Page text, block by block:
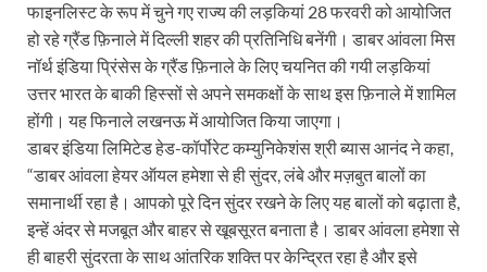
फाइनलिस्ट के रूप में चुने गए राज्य की लड़कियां 28 फरवरी को आयोजित
हो रहे ग्रैंड फ़िनाले में दिल्ली शहर की प्रतिनिधि बनेंगी। डाबर आंवला मिस
नॉर्थ इंडिया प्रिंसेस के ग्रैंड फ़िनाले के लिए चयनित की गयी लड़कियां
उत्तर भारत के बाकी हिस्सों से अपने समकक्षों के साथ इस फ़िनाले में शामिल
होंगी। यह फिनाले लखनऊ में आयोजित किया जाएगा।
डाबर इंडिया लिमिटेड हेड-कॉर्पोरेट कम्युनिकेशंस श्री ब्यास आनंद ने कहा,
“डाबर आंवला हेयर ऑयल हमेशा से ही सुंदर, लंबे और मज़बुत बालों का
समानार्थी रहा है। आपको पूरे दिन सुंदर रखने के लिए यह बालों को बढ़ाता है,
इन्हें अंदर से मजबूत और बाहर से खूबसूरत बनाता है। डाबर आंवला हमेशा से
ही बाहरी सुंदरता के साथ आंतरिक शक्ति पर केन्द्रित रहा है और इसे